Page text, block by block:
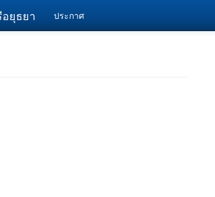
ยุธยา ประกาศ